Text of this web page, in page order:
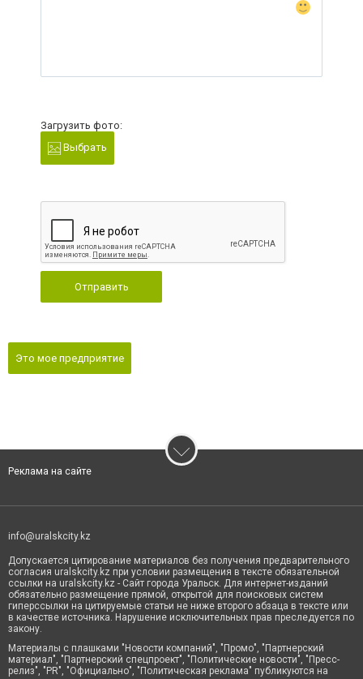
Загрузить фото:
Выбрать
Отправить
Это мое предприятие
Реклама на сайте
info@uralskcity.kz
Допускается цитирование материалов без получения предварительного
согласия uralskcity.kz при условии размещения в тексте обязательной
ссылки на uralskcity.kz - Сайт города Уральск. Для интернет-изданий
обязательно размещение прямой, открытой для поисковых систем
гиперссылки на цитируемые статьи не ниже второго абзаца в тексте или
в качестве источника. Нарушение исключительных прав преследуется по
закону.
Материалы с плашками "Новости компаний", "Промо", "Партнерский
материал", "Партнерский спецпроект", "Политические новости", "Пресс-
релиз", "PR", "Официально", "Политическая реклама" публикуются на